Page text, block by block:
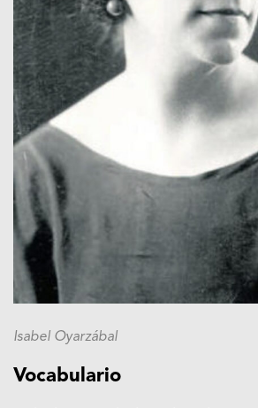
Isabel Oyarzábal
Vocabulario